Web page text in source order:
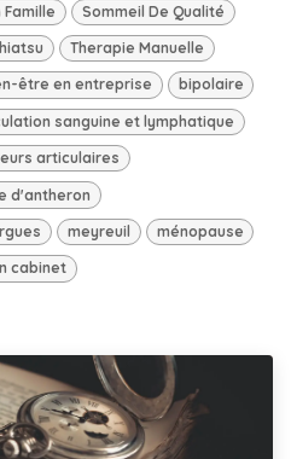
Famille Sommeil De Qualité
Therapie Manuelle
être en entreprise bipolaire
sanguine et lymphatique
articulaires
d'antheron
meyreuil ménopause
cabinet